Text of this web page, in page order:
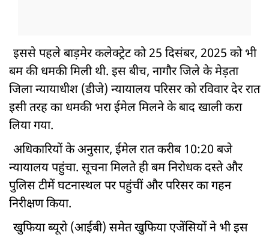
इससे पहले बाड़मेर कलेक्ट्रेट को 25 दिसंबर, 2025 को भी
बम की धमकी मिली थी. इस बीच, नागौर जिले के मेड़ता
जिला न्यायाधीश (डीजे) न्यायालय परिसर को रविवार देर रात
इसी तरह का धमकी भरा ईमेल मिलने के बाद खाली करा
लिया गया.
अधिकारियों के अनुसार, ईमेल रात करीब 10:20 बजे
न्यायालय पहुंचा. सूचना मिलते ही बम निरोधक दस्ते और
पुलिस टीमें घटनास्थल पर पहुंचीं और परिसर का गहन
निरीक्षण किया.
खुफिया ब्यूरो (आईबी) समेत खुफिया एजेंसियों ने भी इस